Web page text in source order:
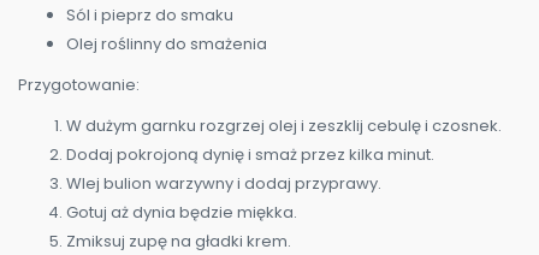
Sól i pieprz do smaku
Olej roślinny do smażenia
Przygotowanie:
W dużym garnku rozgrzej olej i zeszklij cebulę i czosnek.
Dodaj pokrojoną dynię i smaż przez kilka minut.
Wlej bulion warzywny i dodaj przyprawy.
Gotuj aż dynia będzie miękka.
Zmiksuj zupę na gładki krem.